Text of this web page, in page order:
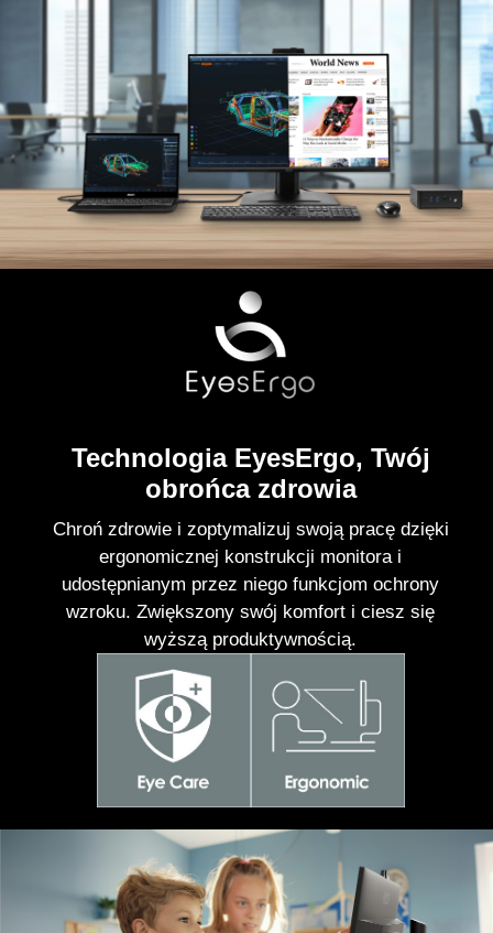
Technologia EyesErgo, Twój
obrońca zdrowia
Chroń zdrowie i zoptymalizuj swoją pracę dzięki
ergonomicznej konstrukcji monitora i
udostępnianym przez niego funkcjom ochrony
wzroku. Zwiększony swój komfort i ciesz się
wyższą produktywnością.